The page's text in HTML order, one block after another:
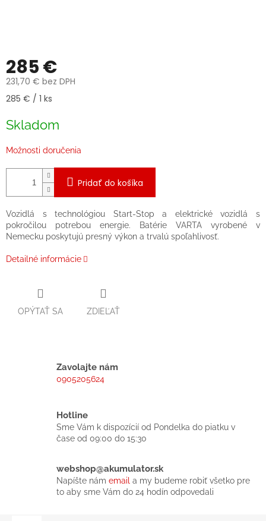
285 €
231,70 € bez DPH
Jednotková
285 € / 1 ks
Skladom
Možnosti doručenia
Pridať do košíka
Vozidlá s technológiou Start-Stop a elektrické vozidlá s
pokročilou potrebou energie. Batérie VARTA vyrobené v
Nemecku poskytujú presný výkon a trvalú spoľahlivosť.
Detailné informácie
OPÝTAŤ SA ZDIEĽAŤ
Zavolajte nám
0905205624
Hotline
Sme Vám k dispozícií od Pondelka do piatku v
čase od 09:00 do 15:30
webshop@akumulator.sk
Napíšte nám email a my budeme robiť všetko pre
to aby sme Vám do 24 hodín odpovedali